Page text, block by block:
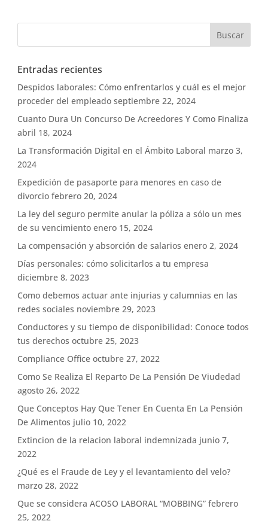
Entradas recientes
Despidos laborales: Cómo enfrentarlos y cuál es el mejor
proceder del empleado septiembre 22, 2024
Cuanto Dura Un Concurso De Acreedores Y Como Finaliza
abril 18, 2024
La Transformación Digital en el Ámbito Laboral marzo 3,
2024
Expedición de pasaporte para menores en caso de
divorcio febrero 20, 2024
La ley del seguro permite anular la póliza a sólo un mes
de su vencimiento enero 15, 2024
La compensación y absorción de salarios enero 2, 2024
Días personales: cómo solicitarlos a tu empresa
diciembre 8, 2023
Como debemos actuar ante injurias y calumnias en las
redes sociales noviembre 29, 2023
Conductores y su tiempo de disponibilidad: Conoce todos
tus derechos octubre 25, 2023
Compliance Office octubre 27, 2022
Como Se Realiza El Reparto De La Pensión De Viudedad
agosto 26, 2022
Que Conceptos Hay Que Tener En Cuenta En La Pensión
De Alimentos julio 10, 2022
Extincion de la relacion laboral indemnizada junio 7,
2022
¿Qué es el Fraude de Ley y el levantamiento del velo?
marzo 28, 2022
Que se considera ACOSO LABORAL “MOBBING” febrero
25, 2022